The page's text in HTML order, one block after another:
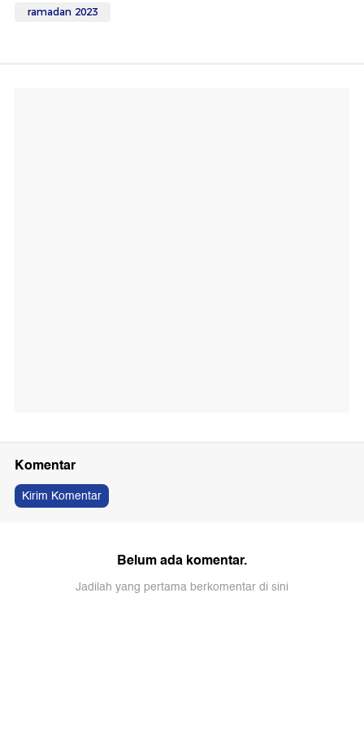
ramadan 2023
Komentar
Kirim Komentar
Belum ada komentar.
Jadilah yang pertama berkomentar di sini